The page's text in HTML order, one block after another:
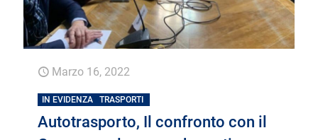
Marzo 16, 2022
IN EVIDENZA TRASPORTI
Autotrasporto, Il confronto con il